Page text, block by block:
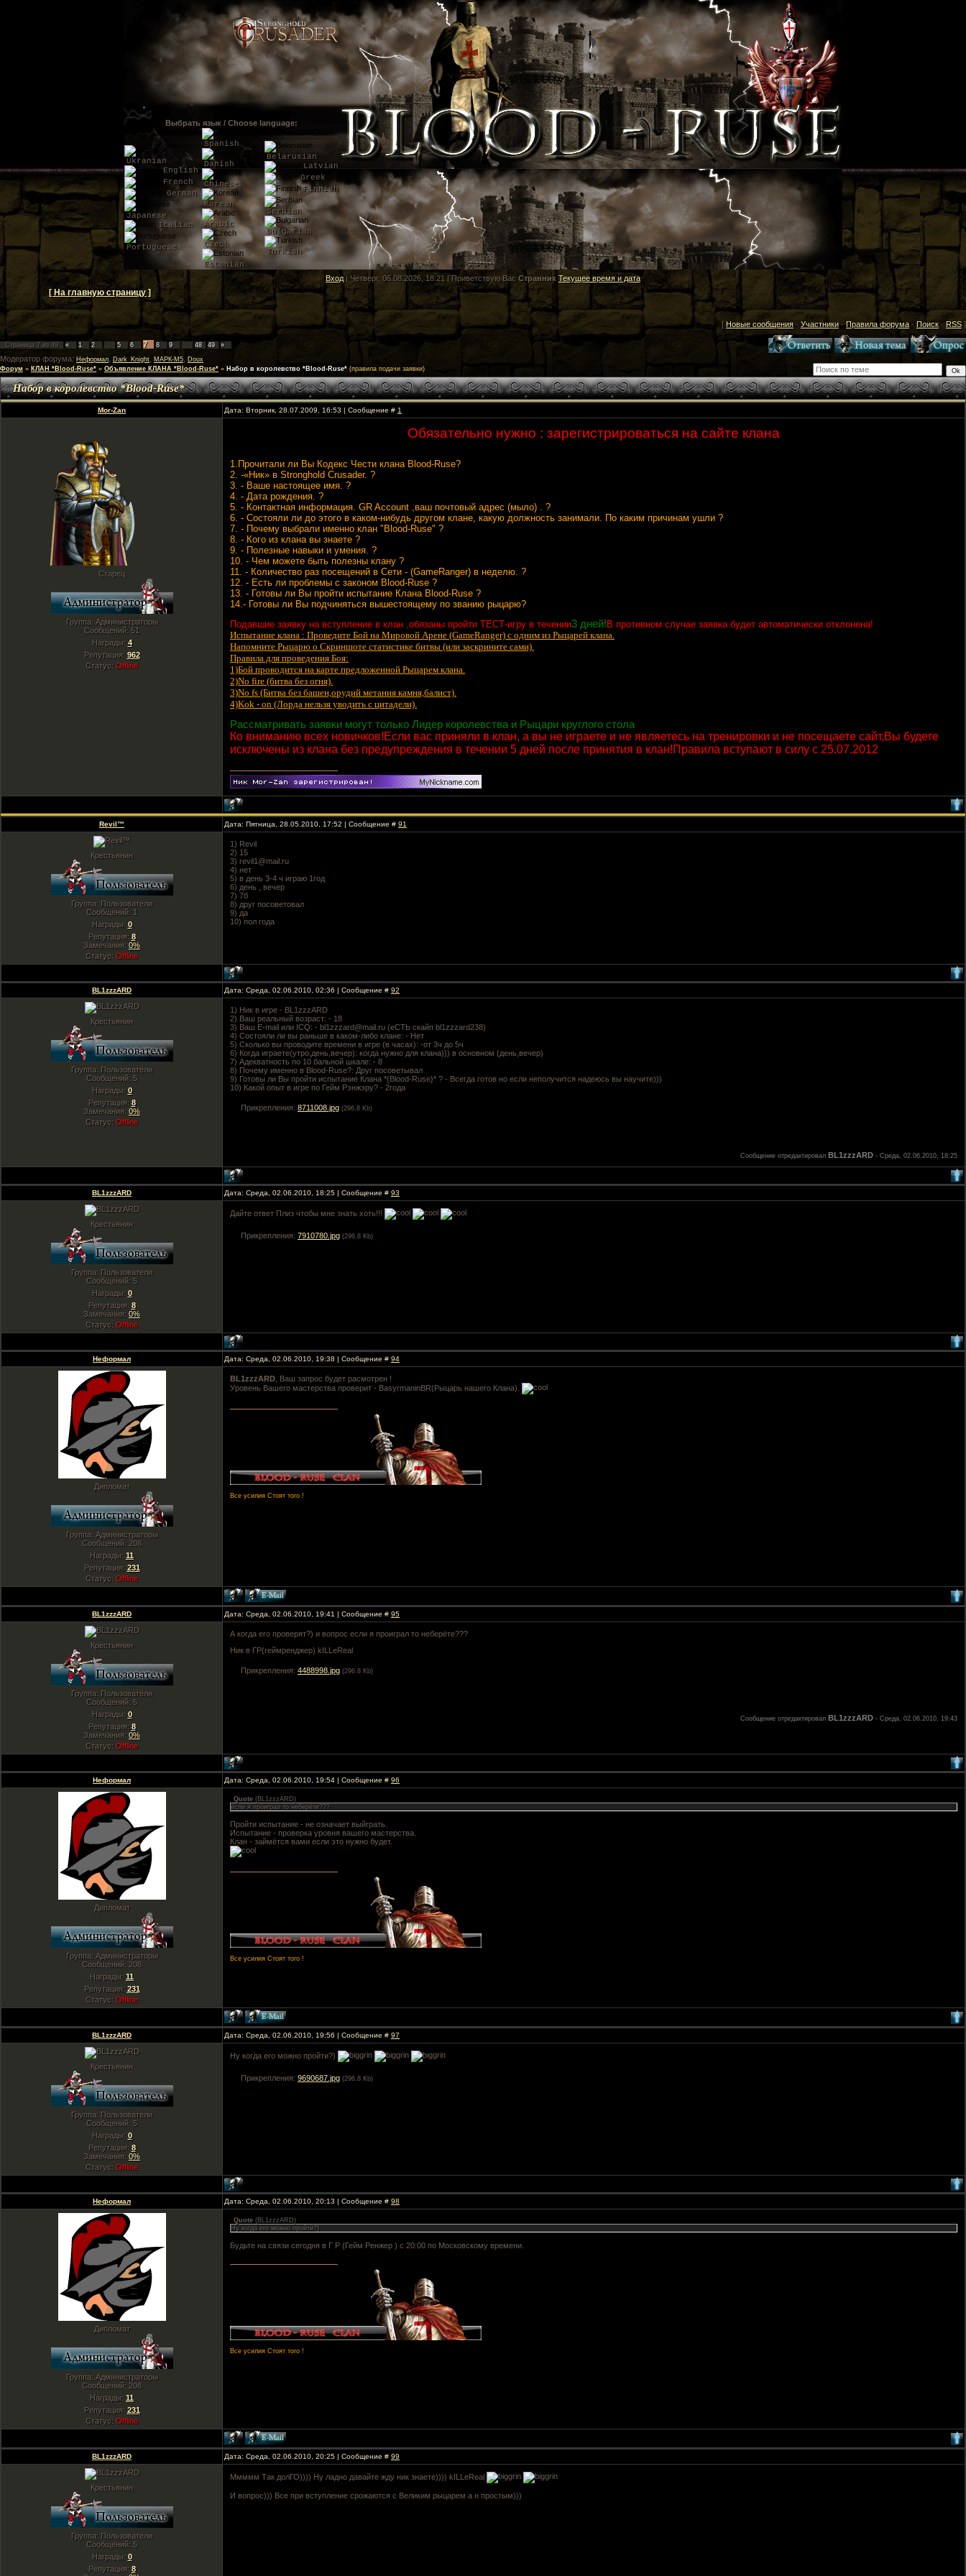
Выбрать язык / Choose language:
Ukranian
English
French
German
Japanese
Italian
Portuguese
Spanish
Danish
Chinese
Korean
Arabic
Czech
Estonian
Belarusian
Latvian
Greek
Finnish
Serbian
Bulgarian
Turkish
Вход | Четверг, 06.08.2026, 18:21 | Приветствую Вас Странник Текущее время и дата
[ На главную страницу ]
[ Новые сообщения · Участники·Правила форума · Поиск · RSS ]
Страница 7 из 49 « 1 2 … 5 6 7 8 9 … 48 49 »
Модератор форума: Неформал Dark_Knight МАРК-М5
Doux
Форум » КЛАН *Blood-Ruse* » Объявление КЛАНА *Blood-Ruse* » Набор в королевство *Blood-Ruse* (правила подачи заявки)
Набор в королевство *Blood-Ruse*
Mor-Zan Дата: Вторник, 28.07.2009, 16:53 | Сообщение # 1
Старец
Группа: Администраторы
Сообщений: 51
Награды: 4
Репутация: 962
Статус: Offline
Обязательно нужно : зарегистрироваться на сайте клана
1.Прочитали ли Вы Кодекс Чести клана Blood-Ruse?
2. -«Ник» в Stronghold Crusader. ?
3. - Ваше настоящее имя. ?
4. - Дата рождения. ?
5. - Контактная информация. GR Account ,ваш почтовый адрес (мыло) . ?
6. - Состояли ли до этого в каком-нибудь другом клане, какую должность занимали. По каким причинам ушли ?
7. - Почему выбрали именно клан "Blood-Ruse" ?
8. - Кого из клана вы знаете ?
9. - Полезные навыки и умения. ?
10. - Чем можете быть полезны клану ?
11. - Количество раз посещений в Сети - (GameRanger) в неделю. ?
12. - Есть ли проблемы с законом Blood-Ruse ?
13. - Готовы ли Вы пройти испытание Клана Blood-Ruse ?
14.- Готовы ли Вы подчиняться вышестоящему по званию рыцарю?
Подавшие заявку на вступление в клан ,обязаны пройти ТЕСТ-игру в течении3 дней! В противном случае заявка будет автоматически отклонена!
Испытание клана : Проведите Бой на Мировой Арене (GameRanger) с одним из Рыцарей клана.
Напомните Рыцарю о Скриншоте статистике битвы (или заскрините сами).
Правила для проведения Боя:
1)Бой проводится на карте предложенной Рыцарем клана.
2)No fire (битва без огня).
3)No fs (Битва без башен,орудий метания камня,балист).
4)Kok - on (Лорда нельзя уводить с цитадели).
Рассматривать заявки могут только Лидер королевства и Рыцари круглого стола
Ко вниманию всех новичков!Если вас приняли в клан, а вы не играете и не являетесь на тренировки и не посещаете сайт,Вы будете
исключены из клана без предупреждения в течении 5 дней после принятия в клан!Правила вступают в силу с 25.07.2012
Revil™ Дата: Пятница, 28.05.2010, 17:52 | Сообщение # 91
Крестьянин
Группа: Пользователи
Сообщений: 1
Награды: 0
Репутация: 8
Замечания: 0%
Статус: Offline
1) Revil
2) 15
3) revil1@mail.ru
4) нет
5) в день 3-4 ч играю 1год
6) день , вечер
7) 7б
8) друг посоветовал
9) да
10) пол года
BL1zzzARD Дата: Среда, 02.06.2010, 02:36 | Сообщение # 92
Крестьянин
Группа: Пользователи
Сообщений: 5
Награды: 0
Репутация: 8
Замечания: 0%
Статус: Offline
1) Ник в игре - BL1zzzARD
2) Ваш реальный возраст: - 18
3) Ваш E-mail или ICQ: - bl1zzzard@mail.ru (еСТЬ скайп bl1zzzard238)
4) Состояли ли вы раньше в каком-либо клане: - Нет
5) Сколько вы проводите времени в игре (в часах): -от 3ч до 5ч
6) Когда играете(утро,день,вечер): когда нужно для клана))) в основном (день,вечер)
7) Адекватность по 10 бальной шкале: - 8
8) Почему именно в Blood-Ruse?: Друг посоветывал
9) Готовы ли Вы пройти испытание Клана *{Blood-Ruse}* ? - Всегда готов но если неполучится надеюсь вы научите)))
10) Какой опыт в игре по Гейм Рэнжэру? - 2года
Прикрепления: 8711008.jpg (296.8 Kb)
Сообщение отредактировал BL1zzzARD - Среда, 02.06.2010, 18:25
BL1zzzARD Дата: Среда, 02.06.2010, 18:25 | Сообщение # 93
Крестьянин
Группа: Пользователи
Сообщений: 5
Награды: 0
Репутация: 8
Замечания: 0%
Статус: Offline
Дайте ответ Плиз чтобы мне знать хоть!!!
Прикрепления: 7910780.jpg (296.8 Kb)
Неформал Дата: Среда, 02.06.2010, 19:38 | Сообщение # 94
Дипломат
Группа: Администраторы
Сообщений: 208
Награды: 11
Репутация: 231
Статус: Offline
BL1zzzARD , Ваш запрос будет расмотрен !
Уровень Вашего мастерства проверит - BasyrmaninBR(Рыцарь нашего Клана).
Все усилия Стоят того !
BL1zzzARD Дата: Среда, 02.06.2010, 19:41 | Сообщение # 95
Крестьянин
Группа: Пользователи
Сообщений: 5
Награды: 0
Репутация: 8
Замечания: 0%
Статус: Offline
А когда его проверят?) и вопрос если я проиграл то неберёте???
Ник в ГР(геймренджер) kILLeReal
Прикрепления: 4488998.jpg (296.8 Kb)
Сообщение отредактировал BL1zzzARD - Среда, 02.06.2010, 19:43
Неформал Дата: Среда, 02.06.2010, 19:54 | Сообщение # 96
Дипломат
Группа: Администраторы
Сообщений: 208
Награды: 11
Репутация: 231
Статус: Offline
Quote (BL1zzzARD)
если я проиграл то неберёте???
Пройти испытание - не означает выйграть.
Испытание - проверка уровня вашего мастерства.
Клан - займётся вами если это нужно будет.
Все усилия Стоят того !
BL1zzzARD Дата: Среда, 02.06.2010, 19:56 | Сообщение # 97
Крестьянин
Группа: Пользователи
Сообщений: 5
Награды: 0
Репутация: 8
Замечания: 0%
Статус: Offline
Ну когда его можно пройти?)
Прикрепления: 9690687.jpg (296.8 Kb)
Неформал Дата: Среда, 02.06.2010, 20:13 | Сообщение # 98
Дипломат
Группа: Администраторы
Сообщений: 208
Награды: 11
Репутация: 231
Статус: Offline
Quote (BL1zzzARD)
Ну когда его можно пройти?)
Будьте на связи сегодня в Г Р (Гейм Ренжер ) с 20:00 по Московскому времени.
Все усилия Стоят того !
BL1zzzARD Дата: Среда, 02.06.2010, 20:25 | Сообщение # 99
Крестьянин
Группа: Пользователи
Сообщений: 5
Награды: 0
Репутация: 8
Ммммм Так долГО)))) Ну ладно давайте жду ник знаете)))) kILLeReal
И вопрос))) Все при вступление срожаются с Великим рыцарем а н простым)))